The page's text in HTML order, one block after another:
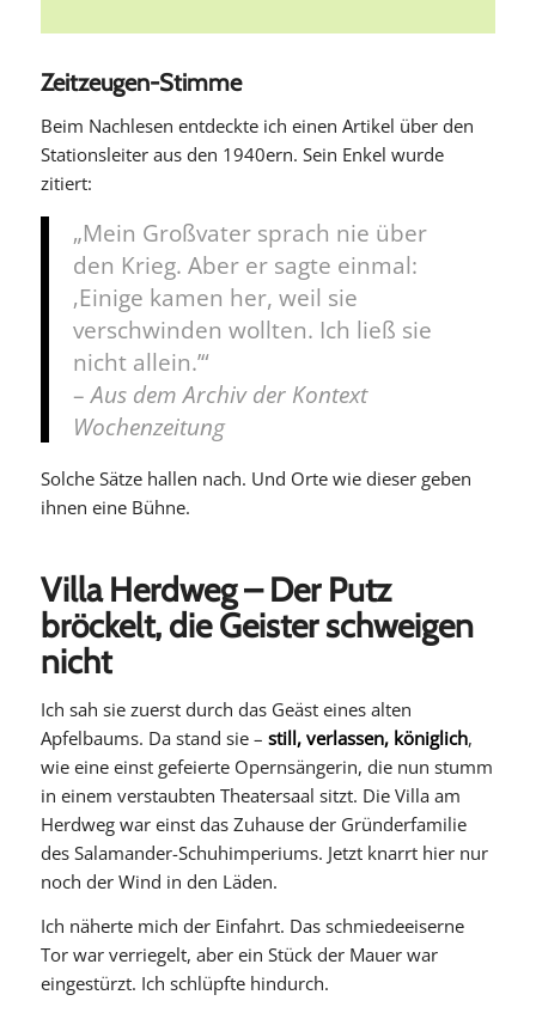
Zeitzeugen-Stimme
Beim Nachlesen entdeckte ich einen Artikel über den
Stationsleiter aus den 1940ern. Sein Enkel wurde
zitiert:
„Mein Großvater sprach nie über
den Krieg. Aber er sagte einmal:
‚Einige kamen her, weil sie
verschwinden wollten. Ich ließ sie
nicht allein.’“
–Aus dem Archiv der Kontext
Wochenzeitung
Solche Sätze hallen nach. Und Orte wie dieser geben
ihnen eine Bühne.
Villa Herdweg – Der Putz
bröckelt, die Geister schweigen
nicht
Ich sah sie zuerst durch das Geäst eines alten
Apfelbaums. Da stand sie – still, verlassen, königlich,
wie eine einst gefeierte Opernsängerin, die nun stumm
in einem verstaubten Theatersaal sitzt. Die Villa am
Herdweg war einst das Zuhause der Gründerfamilie
des Salamander-Schuhimperiums. Jetzt knarrt hier nur
noch der Wind in den Läden.
Ich näherte mich der Einfahrt. Das schmiedeeiserne
Tor war verriegelt, aber ein Stück der Mauer war
eingestürzt. Ich schlüpfte hindurch.